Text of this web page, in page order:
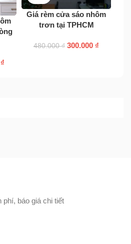
₫
Giá rèm cửa sáo nhôm
trơn tại TPHCM
480.000₫ 300.000 ₫
báo giá chi tiết